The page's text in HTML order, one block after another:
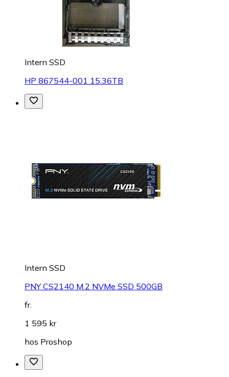
Intern SSD
HP 867544-001 15.36TB
Intern SSD
PNY CS2140 M.2 NVMe SSD 500GB
fr.
1 595 kr
hos Proshop